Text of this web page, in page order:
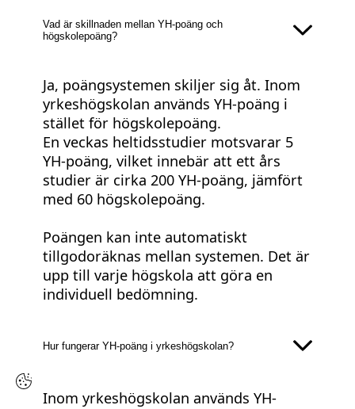
Vad är skillnaden mellan YH-poäng och
högskolepoäng?
Ja, poängsystemen skiljer sig åt. Inom
yrkeshögskolan används YH-poäng i
stället för högskolepoäng.
En veckas heltidsstudier motsvarar 5
YH-poäng, vilket innebär att ett års
studier är cirka 200 YH-poäng, jämfört
med 60 högskolepoäng.
Poängen kan inte automatiskt
tillgodoräknas mellan systemen. Det är
upp till varje högskola att göra en
individuell bedömning.
Hur fungerar YH-poäng i yrkeshögskolan?
Inom yrkeshögskolan används YH-